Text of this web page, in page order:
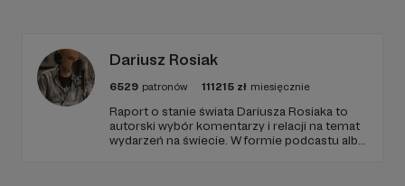
Dariusz Rosiak
6529 patronów 111215 zł miesięcznie
Raport o stanie świata Dariusza Rosiaka to
autorski wybór komentarzy i relacji na temat
wydarzeń na świecie. W formie podcastu albo